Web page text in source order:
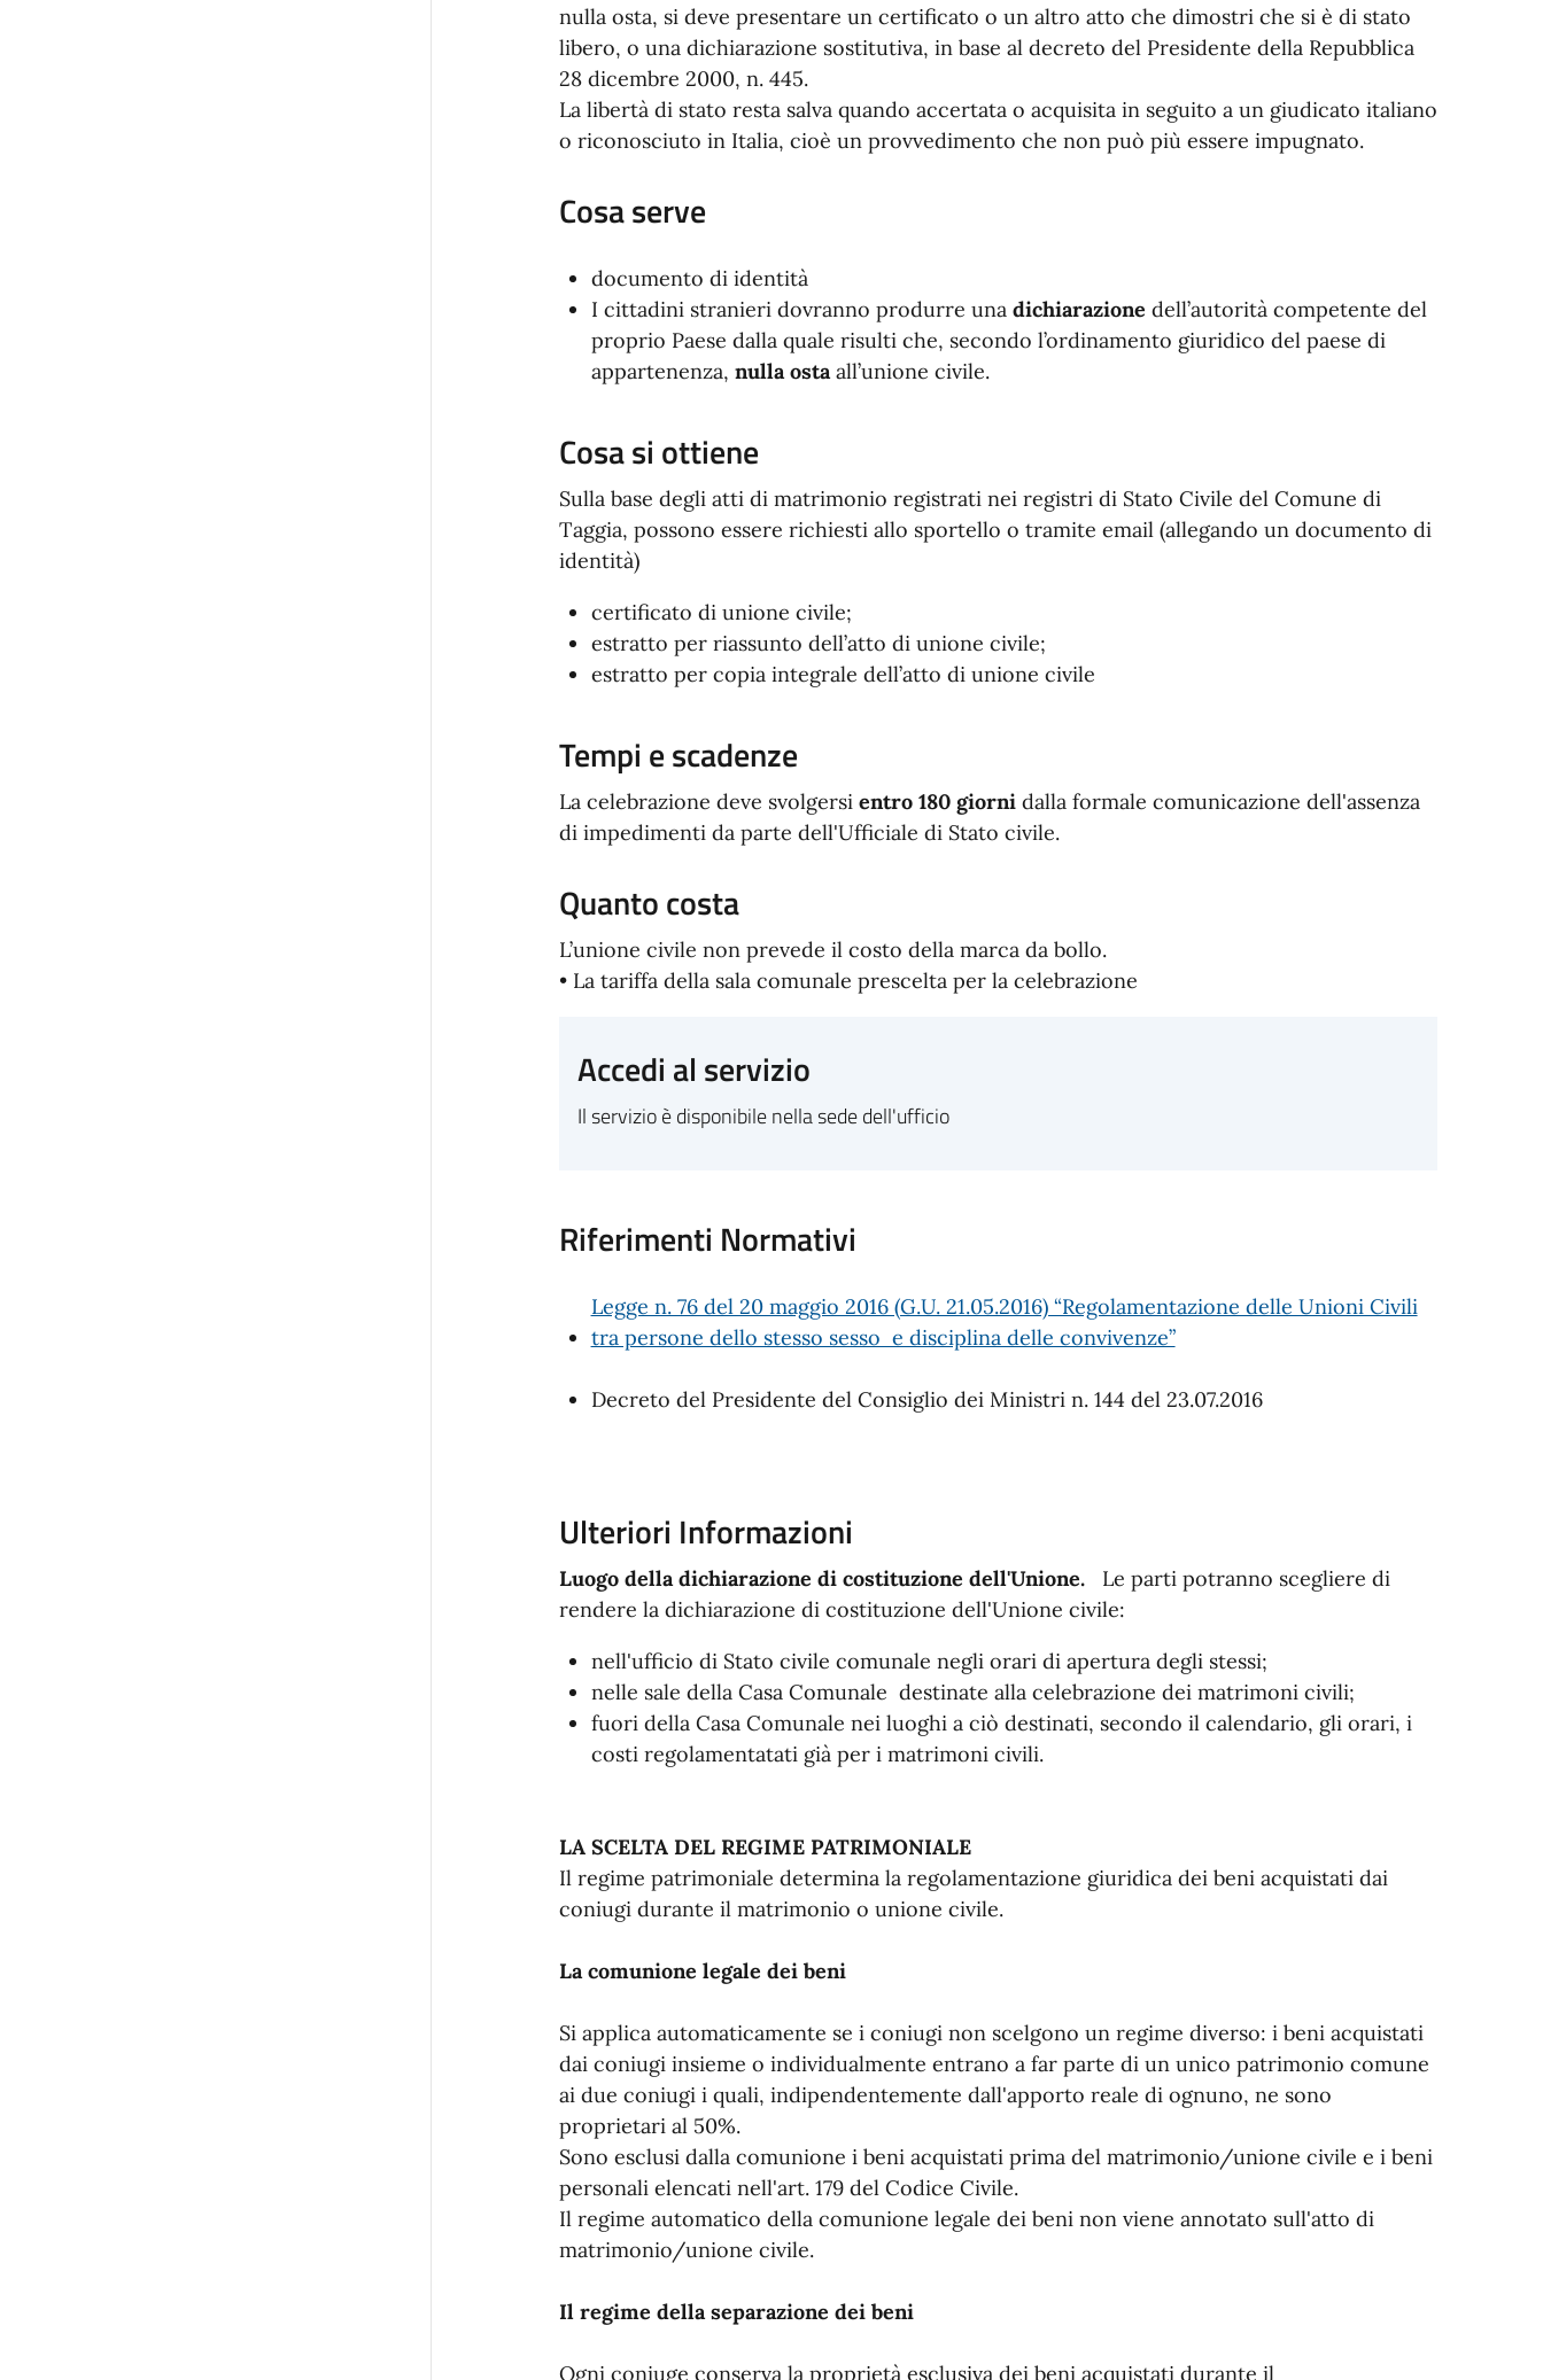
nulla osta, si deve presentare un certificato o un altro atto che dimostri che si è di stato
libero, o una dichiarazione sostitutiva, in base al decreto del Presidente della Repubblica
28 dicembre 2000, n. 445.
La libertà di stato resta salva quando accertata o acquisita in seguito a un giudicato italiano
o riconosciuto in Italia, cioè un provvedimento che non può più essere impugnato.
Cosa serve
documento di identità
I cittadini stranieri dovranno produrre una dichiarazione dell’autorità competente del
proprio Paese dalla quale risulti che, secondo l’ordinamento giuridico del paese di
appartenenza, nulla ostaall’unione civile.
Cosa si ottiene
Sulla base degli atti di matrimonio registrati nei registri di Stato Civile del Comune di
Taggia, possono essere richiesti allo sportello o tramite email (allegando un documento di
identità)
certificato di unione civile;
estratto per riassunto dell’atto di unione civile;
estratto per copia integrale dell’atto di unione civile
Tempi e scadenze
La celebrazione deve svolgersi entro 180 giornidalla formale comunicazione dell'assenza
di impedimenti da parte dell'Ufficiale di Stato civile.
Quanto costa
L’unione civile non prevede il costo della marca da bollo.
• La tariffa della sala comunale prescelta per la celebrazione
Accedi al servizio
Il servizio è disponibile nella sede dell'ufficio
Riferimenti Normativi
Legge n. 76 del 20 maggio 2016 (G.U. 21.05.2016) “Regolamentazione delle Unioni Civili
tra persone dello stesso sesso e disciplina delle convivenze”
Decreto del Presidente del Consiglio dei Ministri n. 144 del 23.07.2016
Ulteriori Informazioni
Luogo della dichiarazione di costituzione dell'Unione.Le parti potranno scegliere di
rendere la dichiarazione di costituzione dell'Unione civile:
nell'ufficio di Stato civile comunale negli orari di apertura degli stessi;
nelle sale della Casa Comunale destinate alla celebrazione dei matrimoni civili;
fuori della Casa Comunale nei luoghi a ciò destinati, secondo il calendario, gli orari, i
costi regolamentatati già per i matrimoni civili.
LA SCELTA DEL REGIME PATRIMONIALE
Il regime patrimoniale determina la regolamentazione giuridica dei beni acquistati dai
coniugi durante il matrimonio o unione civile.
La comunione legale dei beni
Si applica automaticamente se i coniugi non scelgono un regime diverso: i beni acquistati
dai coniugi insieme o individualmente entrano a far parte di un unico patrimonio comune
ai due coniugi i quali, indipendentemente dall'apporto reale di ognuno, ne sono
proprietari al 50%.
Sono esclusi dalla comunione i beni acquistati prima del matrimonio/unione civile e i beni
personali elencati nell'art. 179 del Codice Civile.
Il regime automatico della comunione legale dei beni non viene annotato sull'atto di
matrimonio/unione civile.
Il regime della separazione dei beni
Ogni coniuge conserva la proprietà esclusiva dei beni acquistati durante il